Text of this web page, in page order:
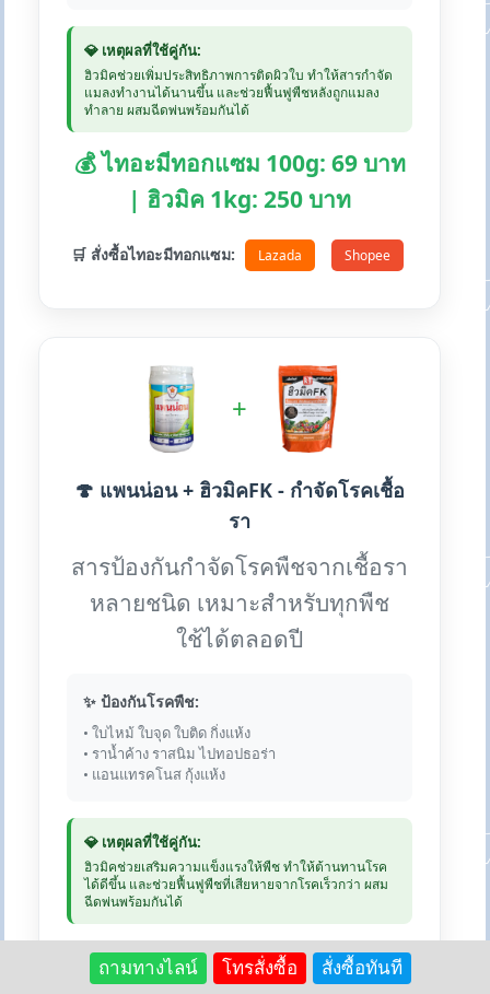
💎 เหตุผลที่ใช้คู่กัน:
ฮิวมิคช่วยเพิ่มประสิทธิภาพการติดผิวใบ ทำให้สารกำจัด
แมลงทำงานได้นานขึ้น และช่วยฟื้นฟูพืชหลังถูกแมลง
ทำลาย ผสมฉีดพ่นพร้อมกันได้
💰 ไทอะมีทอกแซม 100g: 69 บาท
| ฮิวมิค 1kg: 250 บาท
🛒 สั่งซื้อไทอะมีทอกแซม: Lazada Shopee
+
🍄 แพนน่อน + ฮิวมิคFK - กำจัดโรคเชื้อ
รา
สารป้องกันกำจัดโรคพืชจากเชื้อรา
หลายชนิด เหมาะสำหรับทุกพืช
ใช้ได้ตลอดปี
✨ ป้องกันโรคพืช:
• ใบไหม้ ใบจุด ใบติด กิ่งแห้ง
• ราน้ำค้าง ราสนิม ไปทอปธอร่า
• แอนแทรคโนส กุ้งแห้ง
💎 เหตุผลที่ใช้คู่กัน:
ฮิวมิคช่วยเสริมความแข็งแรงให้พืช ทำให้ต้านทานโรค
ได้ดีขึ้น และช่วยฟื้นฟูพืชที่เสียหายจากโรคเร็วกว่า ผสม
ฉีดพ่นพร้อมกันได้
💰 แพนน่อน 1kg: 390 บาท | ฮิว
ถามทางไลน์ โทรสั่งซื้อ สั่งซื้อทันที